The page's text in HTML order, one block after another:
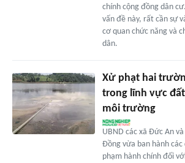
chính cộng đồng dân
vấn đề này, rất cần sự
cơ quan chức năng và
dân.
Xử phạt hai
trong lĩnh vực
môi trường
UBND các xã Đức An
Đồng vừa ban hành
phạm hành chính đối